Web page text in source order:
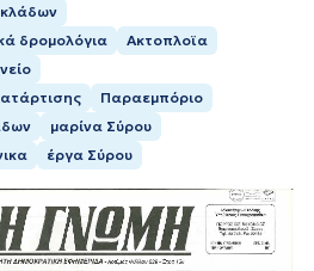
δρομολόγια
Ακτοπλοϊα
Παραεμπόριο
μαρίνα Σύρου
έργα Σύρου